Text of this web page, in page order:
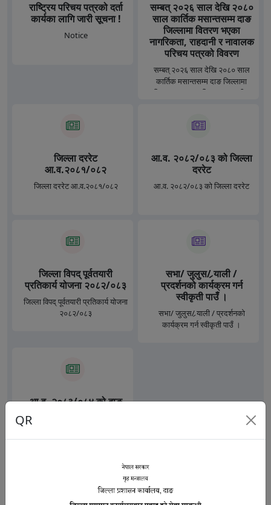
राष्ट्रिय परिचय पत्रको दर्ता
कार्यका लागि जारी सूचना !
Notice
सम्बत् २०२६ साल देखि २०८०
साल कार्तिक मसान्तसम्म दाङ
जिल्लामा वितरण भएका
नागरिकता, राहदानी र नावालक
परिचय पत्रको विवरण
सम्बत् २०२६ साल देखि २०८० साल
कार्तिक मसान्तसम्म दाङ जिल्लामा
वितरण भएका नागरिकता, राहदानी र
जिल्ला दररेट
आ.व.२०८१/०८२
जिल्ला दररेट आ.व.२०८१/०८२
आ.व. २०८२/०८३ को जिल्ला
दररेट
आ.व. २०८२/०८३ को जिल्ला दररेट
जिल्ला विपद् पूर्वतयारी
प्रतिकार्य योजना २०८२/०८३
जिल्ला विपद् पूर्वतयारी प्रतिकार्य योजना
२०८२/०८३
सभा/ जुलुस/ र्‍याली /
प्रदर्शनको कार्यक्रम गर्न
स्वीकृती पाउँ ।
सभा/ जुलुस/ र्‍याली / प्रदर्शनको
कार्यक्रम गर्न स्वीकृती पाउँ ।
आ.व. २०८३/०८४ को दाङ
जिल्ला दररेट
QR